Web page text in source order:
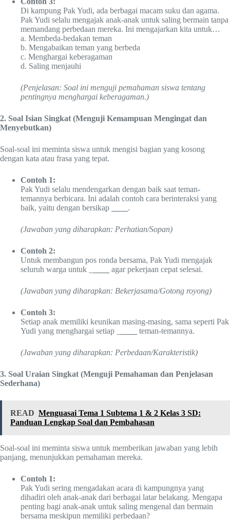
Di kampung Pak Yudi, ada berbagai macam suku dan agama.
Pak Yudi selalu mengajak anak-anak untuk saling bermain tanpa
memandang perbedaan mereka. Ini mengajarkan kita untuk…
a. Membeda-bedakan teman
b. Mengabaikan teman yang berbeda
c. Menghargai keberagaman
d. Saling menjauhi
(Penjelasan: Soal ini menguji pemahaman siswa tentang
pentingnya menghargai keberagaman.)
2. Soal Isian Singkat (Menguji Kemampuan Mengingat dan
Menyebutkan)
Soal-soal ini meminta siswa untuk mengisi bagian yang kosong
dengan kata atau frasa yang tepat.
Contoh 1:
Pak Yudi selalu mendengarkan dengan baik saat teman-
temannya berbicara. Ini adalah contoh cara berinteraksi yang
baik, yaitu dengan bersikap
.
(Jawaban yang diharapkan: Perhatian/Sopan)
Contoh 2:
Untuk membangun pos ronda bersama, Pak Yudi mengajak
seluruh warga untuk _
agar pekerjaan cepat selesai.
(Jawaban yang diharapkan: Bekerjasama/Gotong royong)
Contoh 3:
Setiap anak memiliki keunikan masing-masing, sama seperti Pak
Yudi yang menghargai setiap _
teman-temannya.
(Jawaban yang diharapkan: Perbedaan/Karakteristik)
3. Soal Uraian Singkat (Menguji Pemahaman dan Penjelasan
Sederhana)
READ Menguasai Tema 1 Subtema 1 & 2 Kelas 3 SD:
Panduan Lengkap Soal dan Pembahasan
Soal-soal ini meminta siswa untuk memberikan jawaban yang lebih
panjang, menunjukkan pemahaman mereka.
Contoh 1:
Pak Yudi sering mengadakan acara di kampungnya yang
dihadiri oleh anak-anak dari berbagai latar belakang. Mengapa
penting bagi anak-anak untuk saling mengenal dan bermain
bersama meskipun memiliki perbedaan?